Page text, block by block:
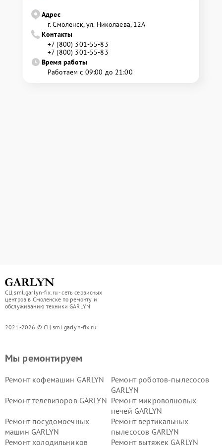
Адрес
г. Смоленск, ул. Николаева, 12А
Контакты
+7 (800) 301-55-83
+7 (800) 301-55-83
Время работы
Работаем с 09:00 до 21:00
СЦ sml.garlyn-fix.ru - сеть сервисных
центров в Смоленске по ремонту и
обслуживанию техники GARLYN
2021-2026 © СЦ sml.garlyn-fix.ru
Мы ремонтируем
Ремонт кофемашин GARLYN
Ремонт роботов-пылесосов
GARLYN
Ремонт телевизоров GARLYN Ремонт микроволновых
печей GARLYN
Ремонт посудомоечных
машин GARLYN
Ремонт вертикальных
пылесосов GARLYN
Ремонт холодильников
Ремонт вытяжек GARLYN